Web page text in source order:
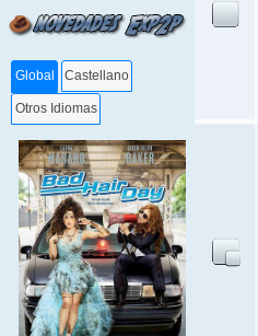
Global Castellano
Otros Idiomas